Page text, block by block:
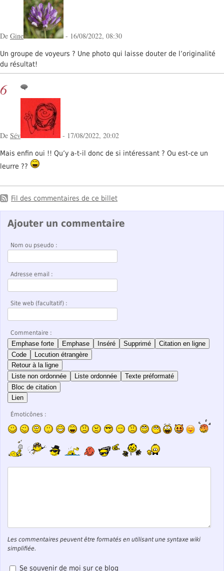
De Gine - 16/08/2022, 08:30
Un groupe de voyeurs ? Une photo qui laisse douter de l’originalité
du résultat!
6
De Sév - 17/08/2022, 20:02
Mais enfin oui !! Qu’y a-t-il donc de si intéressant ? Ou est-ce un
leurre ??
Fil des commentaires de ce billet
Ajouter un commentaire
Nom ou pseudo :
Adresse email :
Site web (facultatif) :
Commentaire :
Emphase forte Emphase Inséré Supprimé
Citation en ligne
Code
Locution étrangère
Retour à la ligne
Liste non ordonnée
Liste ordonnée
Texte préformaté
Bloc de citation
Lien
Émoticônes :
Les commentaires peuvent être formatés en utilisant une syntaxe wiki
simplifiée.
Se souvenir de moi sur ce blog